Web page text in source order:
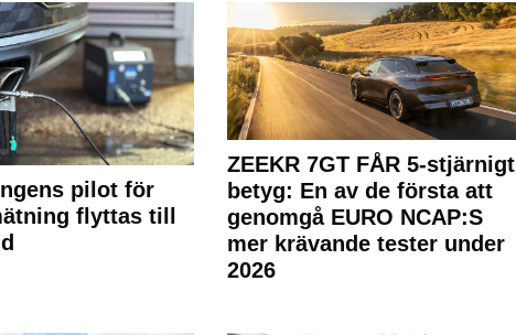
pilot för
flyttas till
ZEEKR 7GT FÅR 5-stjärnigt
betyg: En av de första att
genomgå EURO NCAP:S
mer krävande tester under
2026